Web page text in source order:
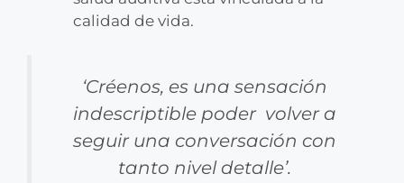
calidad de vida.
‘Créenos, es una sensación
indescriptible poder volver a
seguir una conversación con
tanto nivel detalle’.